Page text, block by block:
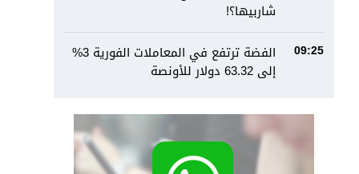
شاربيها؟!
09:25
الفضة ترتفع في المعاملات الفورية 3%
إلى 63.32 دولار للأونصة